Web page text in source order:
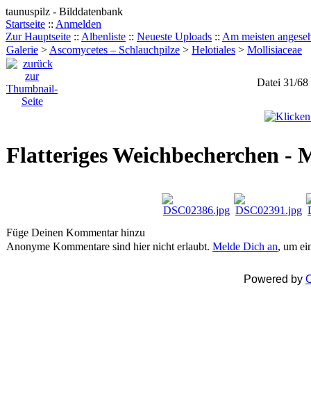
taunuspilz - Bilddatenbank
Startseite :: Anmelden
Zur Hauptseite :: Albenliste :: Neueste Uploads :: Am meisten
Galerie > Ascomycetes – Schlauchpilze > Helotiales > Mollisiaceae
Datei 31/68
Flatteriges Weichbecherchen -
Füge Deinen Kommentar hinzu
Anonyme Kommentare sind hier nicht erlaubt. Melde Dich an, um
Powered by